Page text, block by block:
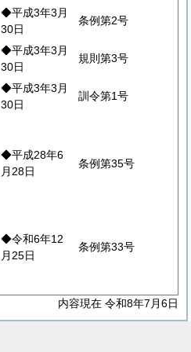
◆平成3年3月
30日
条例第2号
◆平成3年3月
30日
規則第3号
◆平成3年3月
30日
訓令第1号
◆平成28年6
月28日
条例第35号
◆令和6年12
月25日
条例第33号
内容現在 令和8年7月6日